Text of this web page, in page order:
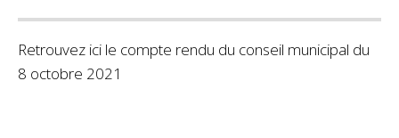
Retrouvez ici le compte rendu du conseil municipal du
8 octobre 2021